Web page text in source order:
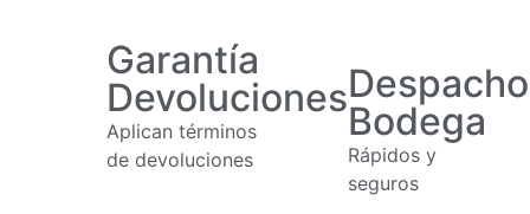
Garantía
Devoluciones
Aplican términos
de devoluciones
Bodega
Rápidos y
seguros